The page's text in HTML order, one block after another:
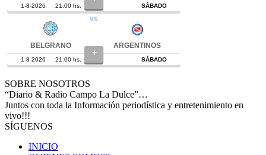
SOBRE NOSOTROS
“Diario & Radio Campo La Dulce”…
Juntos con toda la Información periodística y entretenimiento en
vivo!!!
SÍGUENOS
INICIO